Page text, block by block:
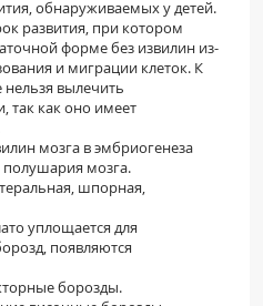
обнаруживаемых у детей.
развития, при котором
форме без извилин из-
и миграции клеток. К
вылечить
так как оно имеет
мозга в эмбриогенеза
полушария мозга.
шпорная,
уплощается для
появляются
борозды.